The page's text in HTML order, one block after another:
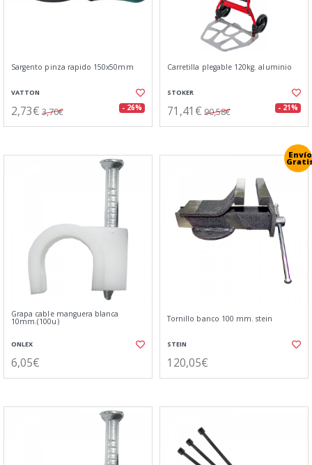
Sargento pinza rapido 150x50mm
VATTON
2,73€ 3,70€ - 26%
Carretilla plegable 120kg. aluminio
STOKER
71,41€ 90,58€ - 21%
Grapa cable manguera blanca
10mm.(100u)
ONLEX
6,05€
Envío
Tornillo banco 100 mm. stein
STEIN
120,05€